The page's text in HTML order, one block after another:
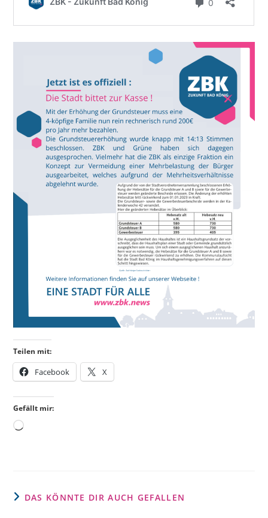
Teilen mit:
Facebook X
Gefällt mir:
Wird
DAS KÖNNTE DIR AUCH GEFALLEN